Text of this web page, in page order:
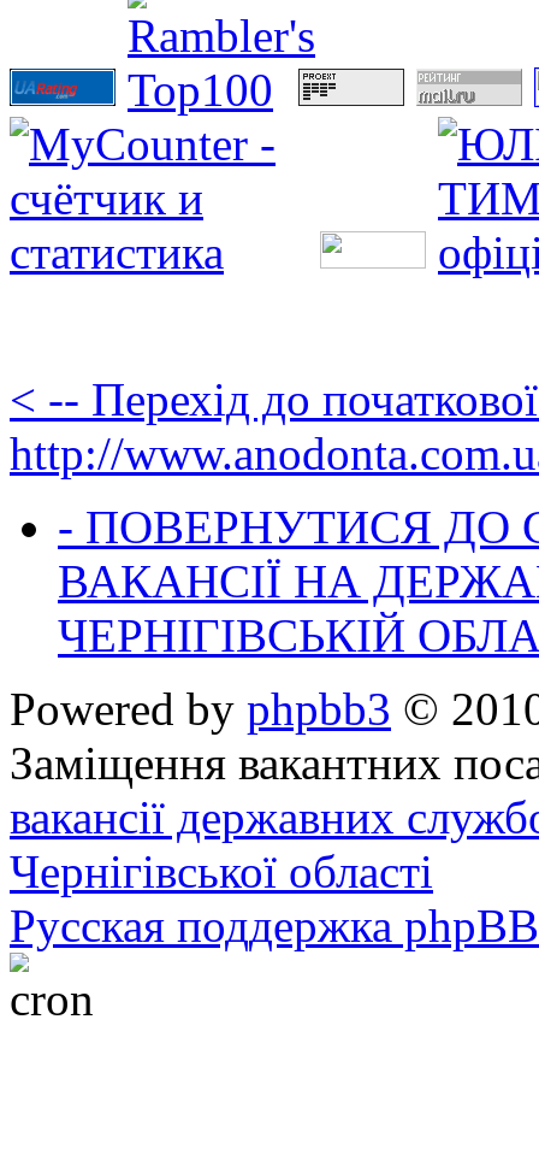
< -- Перехід до
http://
- ПОВЕРНУТИСЯ ДО
ВАКАНСІЇ НА
ЧЕРНІГІВСЬКІЙ
Powered by phpbb3 ©
Заміщення вакантних
вакансії державних
Чернігівської області
Русская поддержка phpBB